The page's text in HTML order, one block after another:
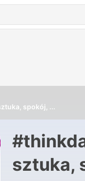
spokój, ...
sztuka,